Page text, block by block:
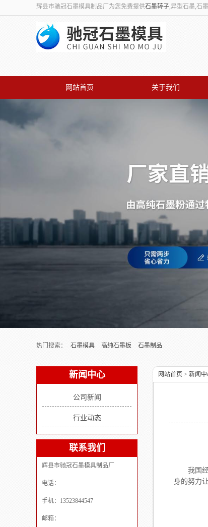
辉县市驰冠石墨模具制品厂为您免费提供石墨转子,异型石墨,石
网站首页 关于我们
热门搜索：
石墨模具 高纯石墨板 石墨制品
新闻中心
公司新闻
行业动态
联系我们
辉县市驰冠石墨模具制品厂
电话：
手机：13523844547
邮箱：
网站首页 > 新闻
我国经
身的努力